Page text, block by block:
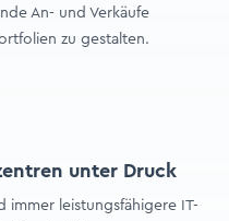
An- und Verkäufe
zu gestalten.
unter Druck
immer leistungsfähigere IT-